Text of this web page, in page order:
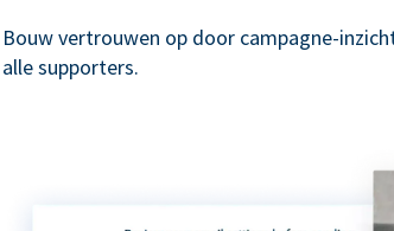
Bouw vertrouwen op door campagne-
alle supporters.